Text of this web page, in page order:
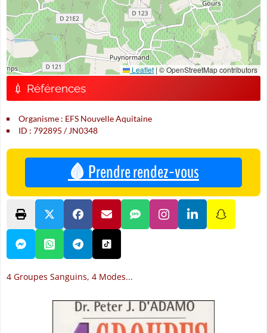
Leaflet | © OpenStreetMap contributors
💉 Références
Organisme : EFS Nouvelle Aquitaine
ID : 792895 / JN0348
🩸 Prendre rendez-vous
4 Groupes Sanguins, 4 Modes...